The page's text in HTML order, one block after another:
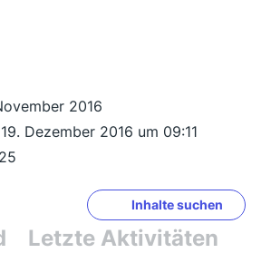
2016
19. Dezember 2016 um 09:11
Inhalte suchen
Letzte Aktivitäten